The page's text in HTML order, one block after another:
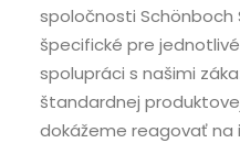
spoločnosti Schönboch
špecifické pre
spolupráci s našimi
štandardnej
dokážeme reagovať na